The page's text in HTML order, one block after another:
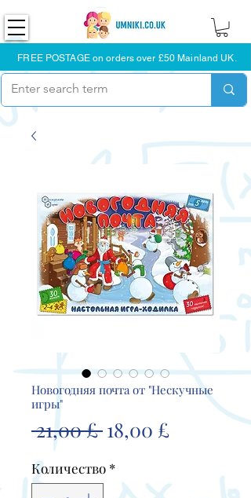
FREE POSTAGE on orders over £50 Mainland UK.
Новогодняя почта от "Нескучные
игры"
21,00 £ Обычная
18,00 £ Спеццена
Количество *